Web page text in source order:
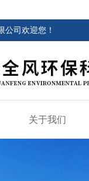
公司欢迎您！
关于我们